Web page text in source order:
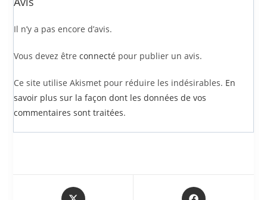
Il n’y a pas encore d’avis.
Vous devez êtreconnecté pour publier un avis.
Ce site utilise Akismet pour réduire les indésirables. En
savoir plus sur la façon dont les données de vos
commentaires sont traitées.